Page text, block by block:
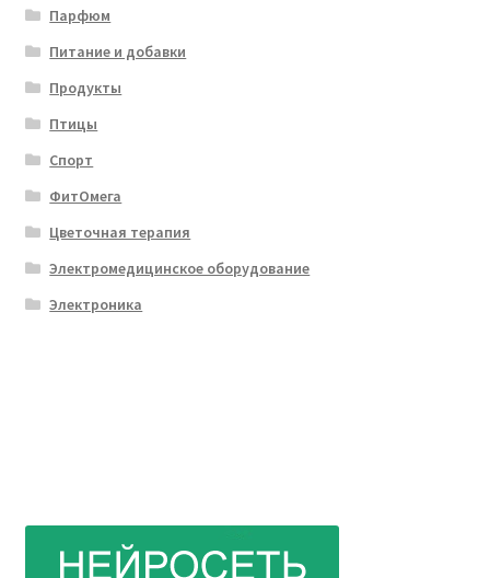
Парфюм
Питание и добавки
Продукты
Птицы
Спорт
ФитОмега
Цветочная терапия
Электромедицинское оборудование
Электроника